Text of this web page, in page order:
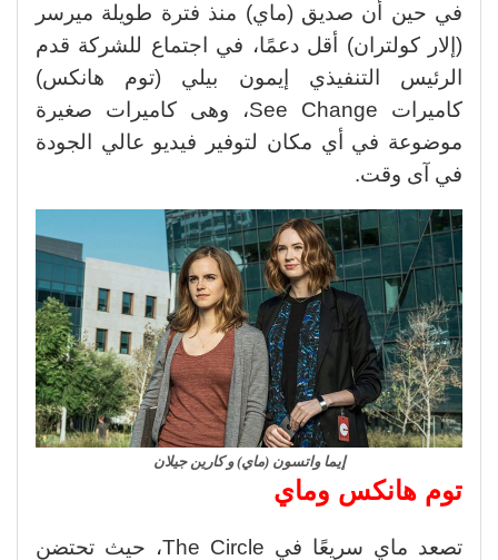
في حين أن صديق (ماي) منذ فترة طويلة ميرسر
(إلار كولتران) أقل دعمًا، في اجتماع للشركة قدم
الرئيس التنفيذي إيمون بيلي (توم هانكس)
كاميرات See Change، وهى كاميرات صغيرة
موضوعة في أي مكان لتوفير فيديو عالي الجودة
في آى وقت.
إيما واتسون (ماي) و كارين جيلان
توم هانكس وماي
تصعد ماي سريعًا في The Circle، حيث تحتضن